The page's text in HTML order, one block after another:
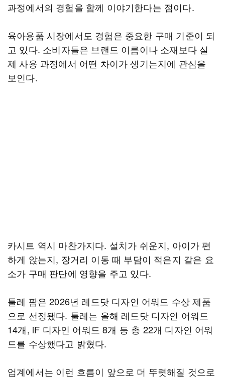
과정에서의 경험을 함께 이야기한다는 점이다.
육아용품 시장에서도 경험은 중요한 구매 기준이 되
고 있다. 소비자들은 브랜드 이름이나 소재보다 실
제 사용 과정에서 어떤 차이가 생기는지에 관심을
보인다.
카시트 역시 마찬가지다. 설치가 쉬운지, 아이가 편
하게 앉는지, 장거리 이동 때 부담이 적은지 같은 요
소가 구매 판단에 영향을 주고 있다.
툴레 팜은 2026년 레드닷 디자인 어워드 수상 제품
으로 선정됐다. 툴레는 올해 레드닷 디자인 어워드
14개, iF 디자인 어워드 8개 등 총 22개 디자인 어워
드를 수상했다고 밝혔다.
업계에서는 이런 흐름이 앞으로 더 뚜렷해질 것으로